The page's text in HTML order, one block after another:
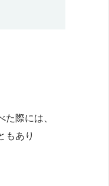
際には、
もあり